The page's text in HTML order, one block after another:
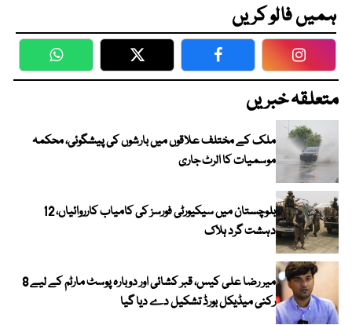
ہمیں فالو کریں
WhatsApp Twitter Facebook
متعلقہ خبریں
ملک کے مختلف علاقوں میں بارشوں کی پیشگوئی، محکمہ
موسمیات کا الرٹ جاری
بلوچستان میں سیکیورٹی فورسز کی کامیاب کارروائیاں، 12
دہشت گرد ہلاک
میر رضا علی کیس، قبر کشائی اور دوبارہ پوسٹ مارٹم کے لیے 8
رکنی میڈیکل بورڈ تشکیل دے دیا گیا